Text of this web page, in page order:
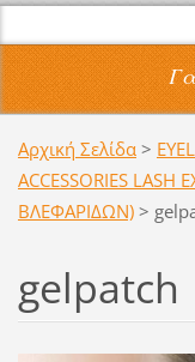
Αρχική Σελίδα >
ACCESSORIES LASH
ΒΛΕΦΑΡΙΔΩΝ) >
gelpatch